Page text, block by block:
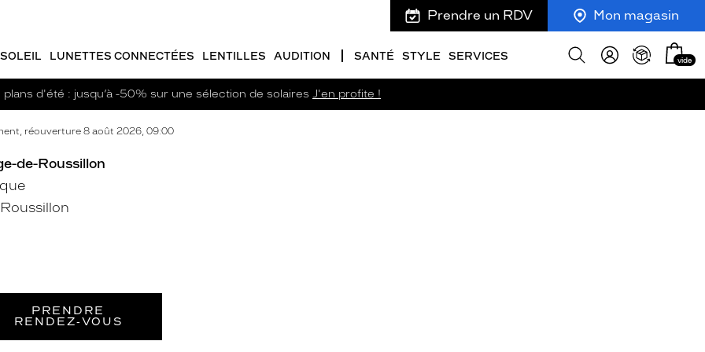
Prendre un RDV Mon magasin
LUNETTES CONNECTÉES LENTILLES AUDITION SANTÉ STYLE SERVICES
Afficher
Mon
panier
vide
plans d'été : jusqu’à -50% sur une sélection de solaires J'en profite !
réouverture 8 août 2026, 09:00
de-Roussillon
PRENDRE
RENDEZ‑VOUS